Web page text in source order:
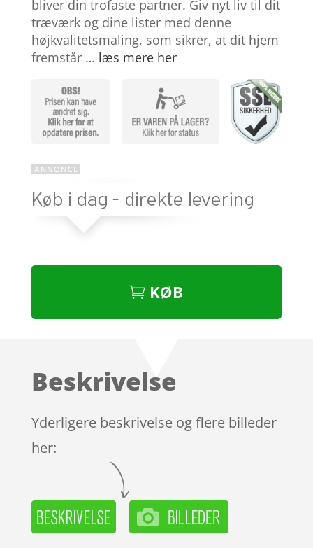
bliver din trofaste partner. Giv nyt liv til dit
træværk og dine lister med denne
højkvalitetsmaling, som sikrer, at dit hjem
fremstår … læs mere her
KØB
Beskrivelse
Yderligere beskrivelse og flere billeder
her: